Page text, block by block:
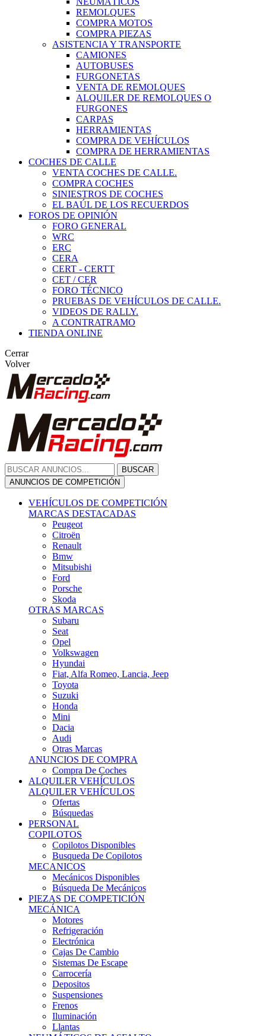
REMOLQUES
COMPRA MOTOS
COMPRA PIEZAS
ASISTENCIA Y TRANSPORTE
CAMIONES
AUTOBUSES
FURGONETAS
VENTA DE REMOLQUES
ALQUILER DE REMOLQUES O
FURGONES
CARPAS
HERRAMIENTAS
COMPRA DE VEHÍCULOS
COMPRA DE HERRAMIENTAS
COCHES DE CALLE
VENTA COCHES DE CALLE.
COMPRA COCHES
SINIESTROS DE COCHES
EL BAÚL DE LOS RECUERDOS
FOROS DE OPINIÓN
FORO GENERAL
WRC
ERC
CERA
CERT - CERTT
CET / CER
FORO TÉCNICO
PRUEBAS DE VEHÍCULOS DE CALLE.
VIDEOS DE RALLY.
A CONTRATRAMO
TIENDA ONLINE
Cerrar
Volver
BUSCAR
ANUNCIOS DE COMPETICIÓN
VEHÍCULOS DE COMPETICIÓN
MARCAS DESTACADAS
Peugeot
Citroën
Renault
Bmw
Mitsubishi
Ford
Porsche
Skoda
OTRAS MARCAS
Subaru
Seat
Opel
Volkswagen
Hyundai
Fiat, Alfa Romeo, Lancia, Jeep
Toyota
Suzuki
Honda
Mini
Dacia
Audi
Otras Marcas
ANUNCIOS DE COMPRA
Compra De Coches
ALQUILER VEHÍCULOS
ALQUILER VEHÍCULOS
Ofertas
Búsquedas
PERSONAL
COPILOTOS
Copilotos Disponibles
Busqueda De Copilotos
MECANICOS
Mecánicos Disponibles
Búsqueda De Mecánicos
PIEZAS DE COMPETICIÓN
MECÁNICA
Motores
Refrigeración
Electrónica
Cajas De Cambio
Sistemas De Escape
Carrocería
Depositos
Suspensiones
Frenos
Iluminación
Llantas